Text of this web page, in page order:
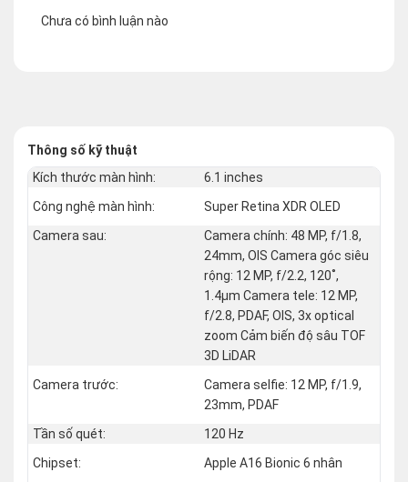
Chưa có bình luận nào
Thông số kỹ thuật
Kích thước màn hình:
6.1 inches
Công nghệ màn hình:
Super Retina XDR OLED
Camera sau:
Camera chính: 48 MP, f/1.8,
24mm, OIS Camera góc siêu
rộng: 12 MP, f/2.2, 120˚,
1.4µm Camera tele: 12 MP,
f/2.8, PDAF, OIS, 3x optical
zoom Cảm biến độ sâu TOF
3D LiDAR
Camera trước:
Camera selfie: 12 MP, f/1.9,
23mm, PDAF
Tần số quét:
120 Hz
Chipset:
Apple A16 Bionic 6 nhân